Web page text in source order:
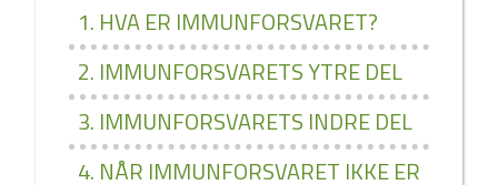
1. HVA ER IMMUNFORSVARET?
2. IMMUNFORSVARETS YTRE DEL
3. IMMUNFORSVARETS INDRE DEL
4. NÅR IMMUNFORSVARET IKKE ER